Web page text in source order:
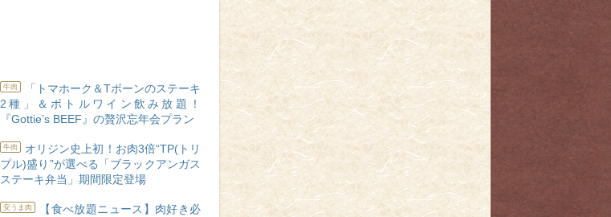
牛肉
「トマホーク＆Tボーンのステーキ
2種」＆ボトルワイン飲み放題！
『Gottie’s BEEF』の贅沢忘年会プラン
牛肉
オリジン史上初！お肉3倍“TP(トリ
プル)盛り”が選べる「ブラックアンガス
ステーキ弁当」期間限定登場
安うま肉
【食べ放題ニュース】肉好き必